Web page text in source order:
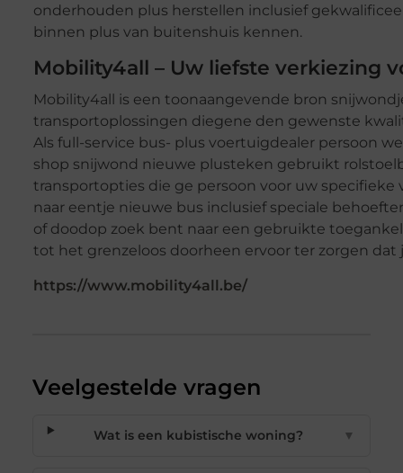
onderhouden plus herstellen inclusief
binnen plus van buitenshuis kennen.
Mobility4all – Uw liefste verkiezing
Mobility4all is een toonaangevende bron
transportoplossingen diegene den gewenste
Als full-service bus- plus voertuigdealer persoon
shop snijwond nieuwe plusteken gebruikt
transportopties die ge persoon voor uw
naar eentje nieuwe bus inclusief speciale
of doodop zoek bent naar een gebruikte
tot het grenzeloos doorheen ervoor ter zorgen
https://www.mobility4all.be/
Veelgestelde vragen
Wat is een kubistische woning? ▼